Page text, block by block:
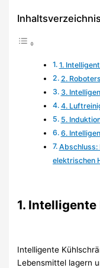
Inhaltsverzeichnis
1.
2.
3.
4.
5.
6.
Abschluss:
elektrischen
1.
Intelligente
Lebensmittel lagern